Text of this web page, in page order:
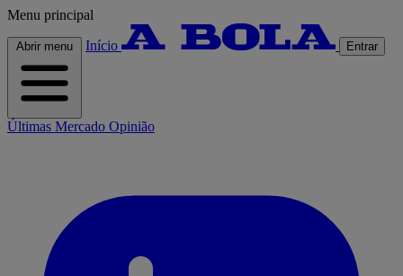
Menu principal
Abrir menu Início Entrar
Últimas Mercado Opinião